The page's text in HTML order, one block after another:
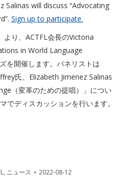
Salinas will discuss “Advocating
Sign up to participate.
より、ACTFL会長のVictoria
in World Language
を開催します。パネリストは
氏、Elizabeth Jimenez Salinas
（変革のための提唱）」につい
でディスカッションを行います。
, ニュース 2022-08-12